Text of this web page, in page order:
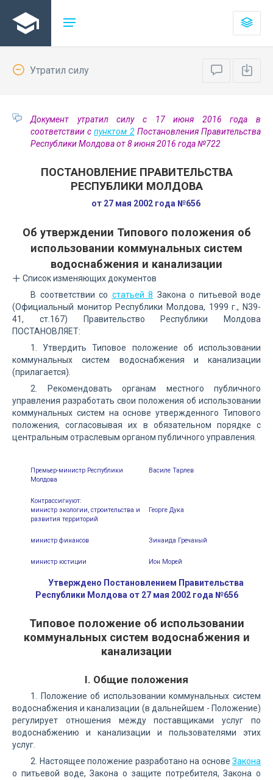
Утратил силу
Документ утратил силу с 17 июня 2016 года в
соответствии спунктом 2Постановления Правительства
Республики Молдова от 8 июня 2016 года №722
ПОСТАНОВЛЕНИЕ ПРАВИТЕЛЬСТВА
РЕСПУБЛИКИ МОЛДОВА
от 27 мая 2002 года №656
Об утверждении Типового положения об
использовании коммунальных систем
водоснабжения и канализации
Список изменяющих документов
В соответствии со статьей 8 Закона о питьевой воде
(Официальный монитор Республики Молдова, 1999 г., N39-
41, ст.167) Правительство Республики Молдова
ПОСТАНОВЛЯЕТ:
1. Утвердить Типовое положение об использовании
коммунальных систем водоснабжения и канализации
(прилагается).
2. Рекомендовать органам местного публичного
управления разработать свои положения об использовании
коммунальных систем на основе утвержденного Типового
положения, согласовывая их в обязательном порядке с
центральным отраслевым органом публичного управления.
Премьер-министр Республики
Молдова
Василе Тарлев
Контрассигнуют:
министр экологии, строительства и
развития территорий
Георге Дука
министр финансов Зинаида Гречаный
министр юстиции Ион Морей
Утверждено Постановлением Правительства
Республики Молдова от 27 мая 2002 года №656
Типовое положение об использовании
коммунальных систем водоснабжения и
канализации
I. Общие положения
1. Положение об использовании коммунальных систем
водоснабжения и канализации (в дальнейшем - Положение)
регулирует отношения между поставщиками услуг по
водоснабжению и канализации и пользователями этих
услуг.
2. Настоящее положение разработано на основе Закона
о питьевой воде, Закона о защите потребителя, Закона о